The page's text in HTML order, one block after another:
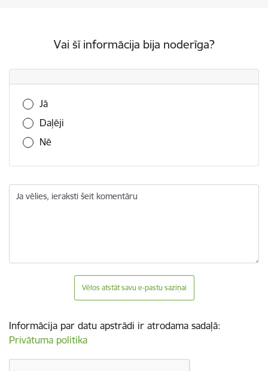
Vai šī informācija bija noderīga?
Vai šī informācija bija noderīga?
Jā
Daļēji
Nē
Ja vēlies, ieraksti šeit komentāru
Vēlos atstāt savu e-pastu saziņai
Informācija par datu apstrādi ir atrodama sadaļā:
Privātuma politika